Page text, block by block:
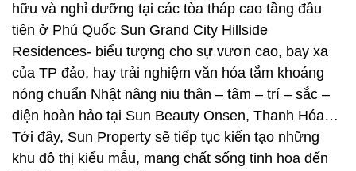
hữu và nghỉ dưỡng tại các tòa tháp cao tầng đầu
tiên ở Phú Quốc Sun Grand City Hillside
Residences- biểu tượng cho sự vươn cao, bay xa
của TP đảo, hay trải nghiệm văn hóa tắm khoáng
nóng chuẩn Nhật nâng niu thân – tâm – trí – sắc –
diện hoàn hảo tại Sun Beauty Onsen, Thanh Hóa…
Tới đây, Sun Property sẽ tiếp tục kiến tạo những
khu đô thị kiểu mẫu, mang chất sống tinh hoa đến